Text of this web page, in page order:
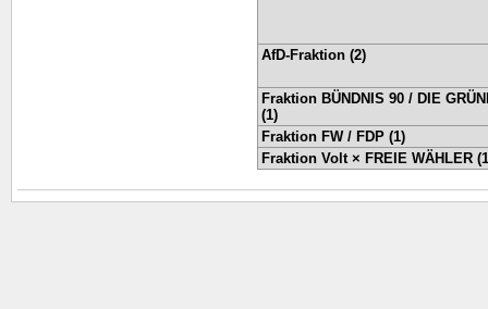
AfD-Fraktion (2)
Fraktion BÜNDNIS 90 / DIE
(1)
Fraktion FW / FDP (1)
Fraktion Volt × FREIE WÄHLER